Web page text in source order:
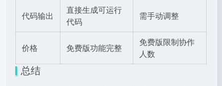
代码输出
直接生成可运行
代码
需手动调整
价格 免费版功能完整
免费版限制协作
人数
总结